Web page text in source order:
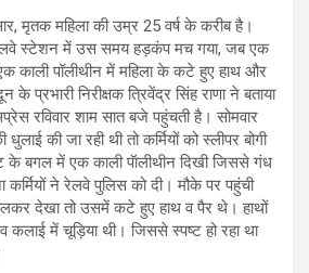
मृतक महिला की उम्र 25 वर्ष के करीब है।
स्टेशन में उस समय हड़कंप मच गया, जब एक
काली पॉलीथीन में महिला के कटे हुए हाथ और
के प्रभारी निरीक्षक त्रिवेंद्र सिंह राणा ने बताया
रविवार शाम सात बजे पहुंचती है। सोमवार
की जा रही थी तो कर्मियों को स्लीपर बोगी
के बगल में एक काली पॅालीथीन दिखी जिससे गंध
ने रेलवे पुलिस को दी। मौके पर पहुंची
देखा तो उसमें कटे हुए हाथ व पैर थे। हाथों
में चूड़िया थी। जिससे स्पष्ट हो रहा था